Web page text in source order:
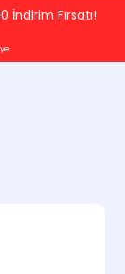
Fırsatı!